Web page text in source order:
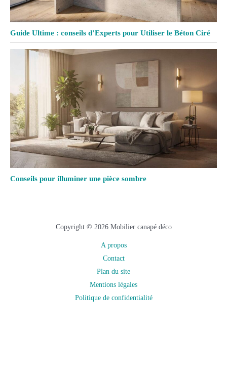
Guide Ultime : conseils d’Experts pour Utiliser le Béton Ciré
Conseils pour illuminer une pièce sombre
Copyright © 2026 Mobilier canapé déco
A propos
Contact
Plan du site
Mentions légales
Politique de confidentialité